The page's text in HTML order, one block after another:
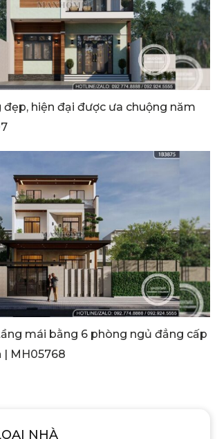
đẹp, hiện đại được ưa chuộng năm
mái bằng 6 phòng ngủ đẳng cấp
| MH05768
NHÀ